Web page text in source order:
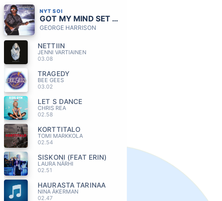
NYT SOI
GOT MY MIND SET ON YOU
GEORGE HARRISON
NETTIIN
JENNI VARTIAINEN
03.08
TRAGEDY
BEE GEES
03.02
LET S DANCE
CHRIS REA
02.58
KORTTITALO
TOMI MARKKOLA
02.54
SISKONI (FEAT ERIN)
LAURA NÄRHI
02.51
HAURASTA TARINAA
NINA ÅKERMAN
02.47